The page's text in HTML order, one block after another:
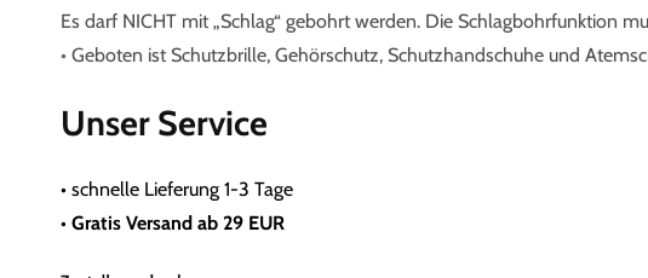
Es darf NICHT mit „Schlag“ gebohrt werden. Die Schlagbohrfunktion
• Geboten ist Schutzbrille, Gehörschutz, Schutzhandschuhe und
Unser Service
• schnelle Lieferung 1-3 Tage
• Gratis Versand ab 29 EUR